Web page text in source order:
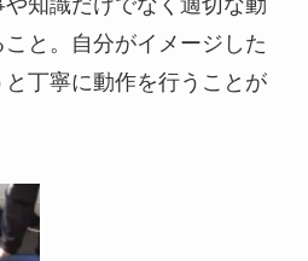
知識だけでなく適切な動
と。自分がイメージした
丁寧に動作を行うことが